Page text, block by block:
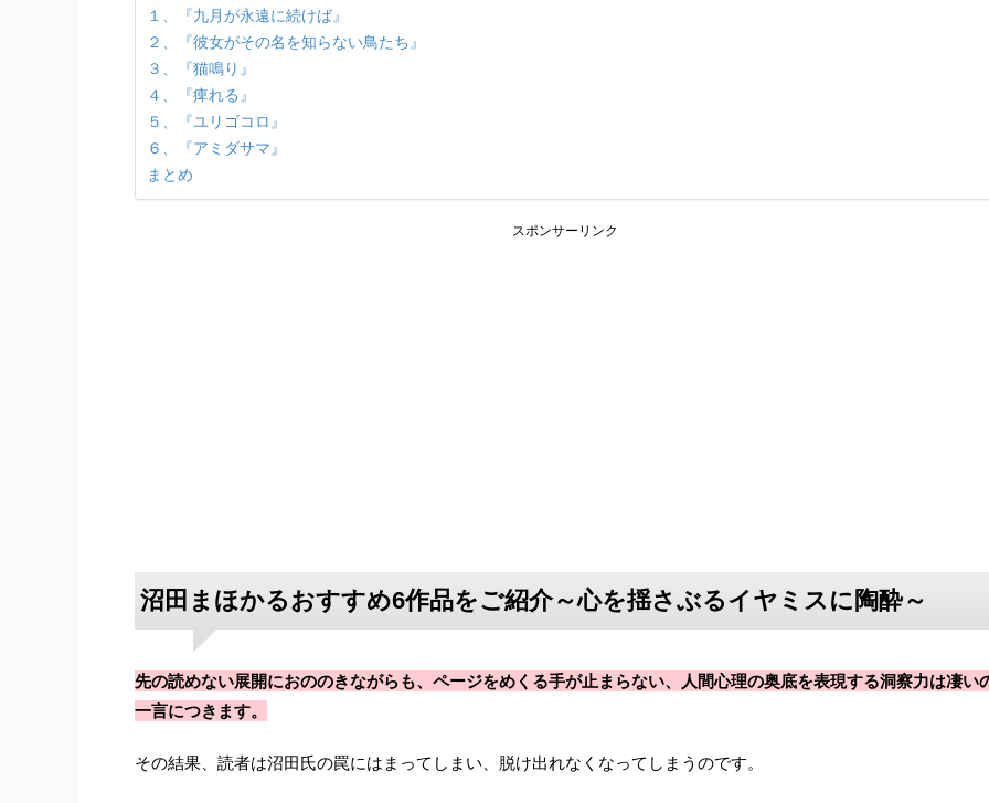
１、『九月が永遠に続けば』
２、『彼女がその名を知らない鳥たち』
３、『猫鳴り』
４、『痺れる』
５、『ユリゴコロ』
６、『アミダサマ』
まとめ
スポンサーリンク
沼田まほかるおすすめ6作品をご紹介～心を揺さぶるイヤミスに陶酔～
先の読めない展開におののきながらも、ページをめくる手が止まらない、人間心理の奥底を表現する洞察力は凄い
一言につきます。
その結果、読者は沼田氏の罠にはまってしまい、脱け出れなくなってしまうのです。